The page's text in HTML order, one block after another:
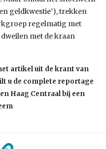
geldkwestie’), trekken
regelmatig met
met de kraan
artikel uit de krant van
u de complete reportage
Haag Centraal bij een